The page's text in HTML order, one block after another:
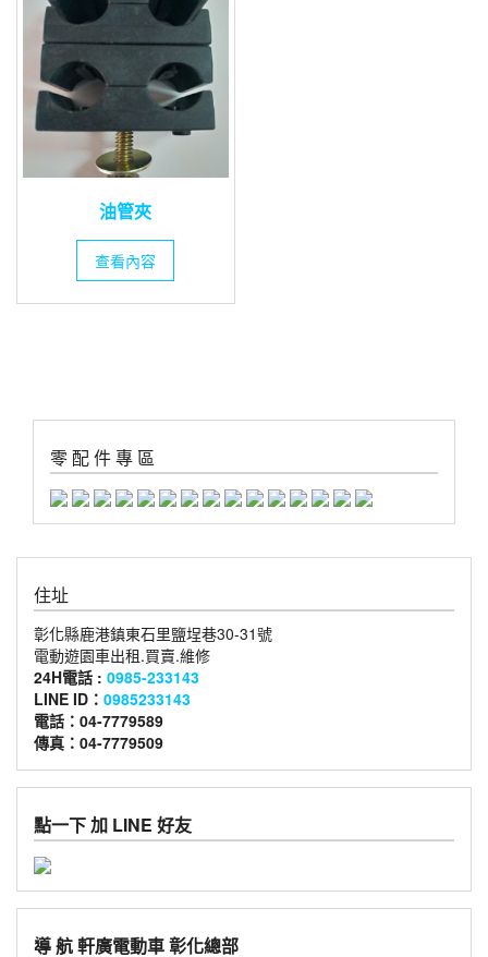
油管夾
查看內容
零 配 件 專 區
住址
彰化縣鹿港鎮東石里鹽埕巷30-31號
電動遊園車出租.買賣.維修
24H電話 : 0985-233143
LINE ID： 0985233143
電話：04-7779589
傳真：04-7779509
點一下 加 LINE 好友
導 航 軒廣電動車 彰化總部